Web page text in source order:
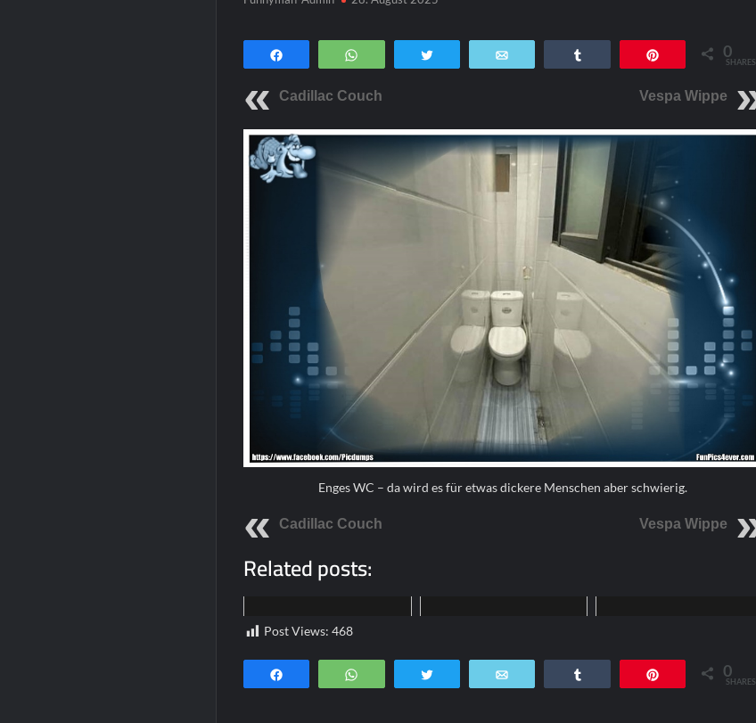
WhatsApp 0
SHARES
Cadillac Couch Vespa Wippe
Enges WC – da wird es für etwas dickere Menschen aber schwierig.
Cadillac Couch Vespa Wippe
Related posts:
Post Views: 468
WhatsApp 0
SHARES